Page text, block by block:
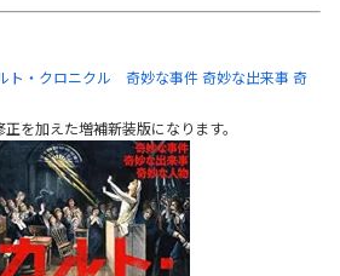
ト・クロニクル 奇妙な事件 奇妙な出来事 奇
を加えた増補新装版になります。